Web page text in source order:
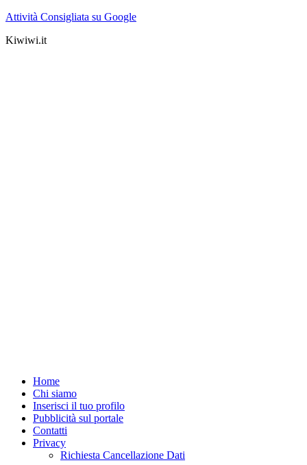
Attività Consigliata su Google
Kiwiwi.it
Home
Chi siamo
Inserisci il tuo profilo
Pubblicità sul portale
Contatti
Privacy
Richiesta Cancellazione Dati